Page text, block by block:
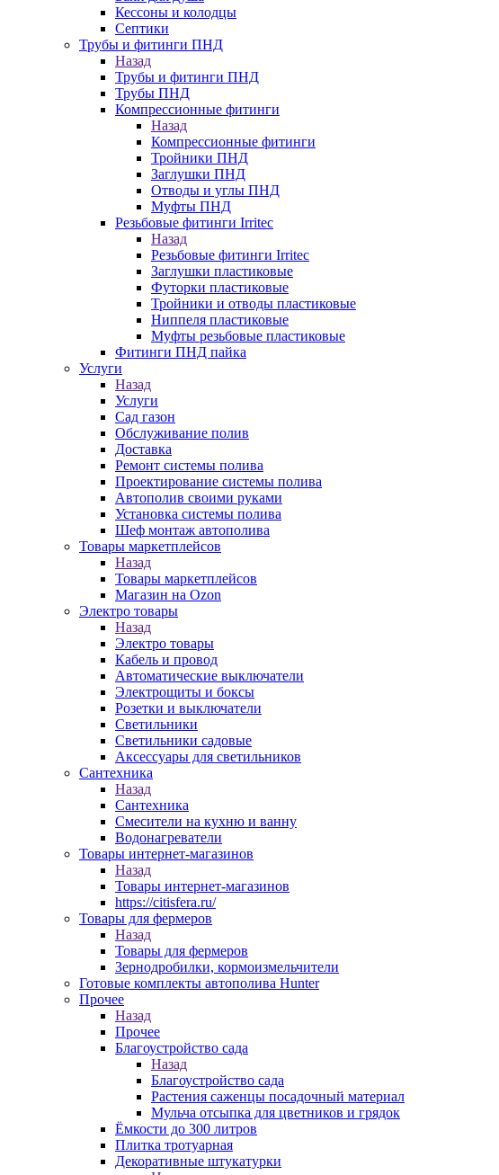
Кессоны и колодцы
Септики
Трубы и фитинги ПНД
Назад
Трубы и фитинги ПНД
Трубы ПНД
Компрессионные фитинги
Назад
Компрессионные фитинги
Тройники ПНД
Заглушки ПНД
Отводы и углы ПНД
Муфты ПНД
Резьбовые фитинги Irritec
Назад
Резьбовые фитинги Irritec
Заглушки пластиковые
Футорки пластиковые
Тройники и отводы пластиковые
Ниппеля пластиковые
Муфты резьбовые пластиковые
Фитинги ПНД пайка
Услуги
Назад
Услуги
Сад газон
Обслуживание полив
Доставка
Ремонт системы полива
Проектирование системы полива
Автополив своими руками
Установка системы полива
Шеф монтаж автополива
Товары маркетплейсов
Назад
Товары маркетплейсов
Магазин на Ozon
Электро товары
Назад
Электро товары
Кабель и провод
Автоматические выключатели
Электрощиты и боксы
Розетки и выключатели
Светильники
Светильники садовые
Аксессуары для светильников
Сантехника
Назад
Сантехника
Смесители на кухню и ванну
Водонагреватели
Товары интернет-магазинов
Назад
Товары интернет-магазинов
https://citisfera.ru/
Товары для фермеров
Назад
Товары для фермеров
Зернодробилки, кормоизмельчители
Готовые комплекты автополива Hunter
Прочее
Назад
Прочее
Благоустройство сада
Назад
Благоустройство сада
Растения саженцы посадочный материал
Мульча отсыпка для цветников и грядок
Ёмкости до 300 литров
Плитка тротуарная
Декоративные штукатурки